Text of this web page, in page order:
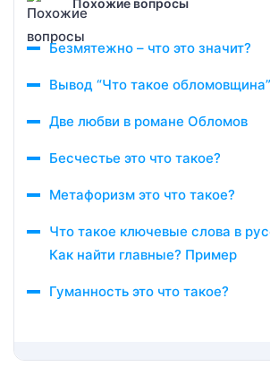
Безмятежно – что это значит?
Вывод “Что такое обломовщина”
Две любви в романе Обломов
Бесчестье это что такое?
Метафоризм это что такое?
Что такое ключевые слова в
Как найти главные? Пример
Гуманность это что такое?